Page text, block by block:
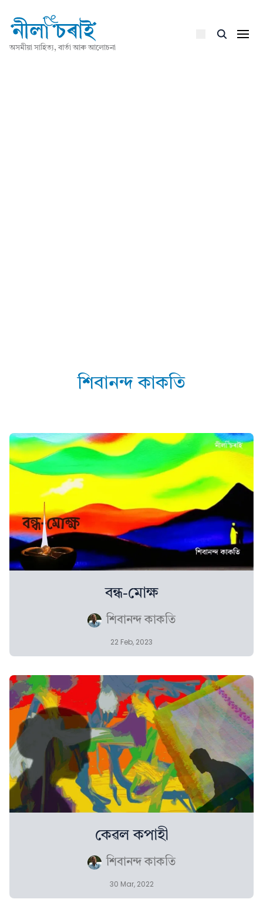
অসমীয়া সাহিত্য, বাৰ্তা আৰু আলোচনা
শিবানন্দ কাকতি
বন্ধ-মোক্ষ
শিবানন্দ কাকতি
22 Feb, 2023
কেৱল কপাহী
শিবানন্দ কাকতি
30 Mar, 2022